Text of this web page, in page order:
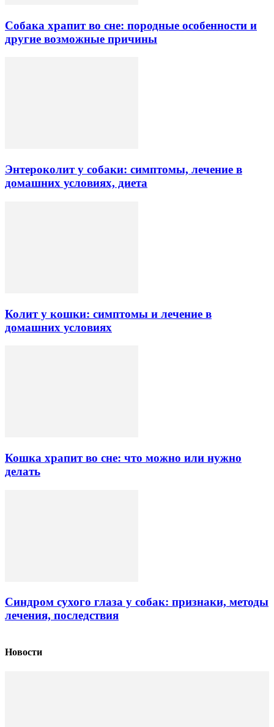
Собака храпит во сне: породные особенности и
другие возможные причины
Энтероколит у собаки: симптомы, лечение в
домашних условиях, диета
Колит у кошки: симптомы и лечение в
домашних условиях
Кошка храпит во сне: что можно или нужно
делать
Синдром сухого глаза у собак: признаки, методы
лечения, последствия
Новости